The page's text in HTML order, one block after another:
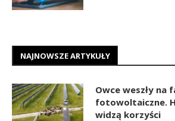
NAJNOWSZE ARTYKUŁY
Owce weszły na
fotowoltaiczne.
widzą korzyści